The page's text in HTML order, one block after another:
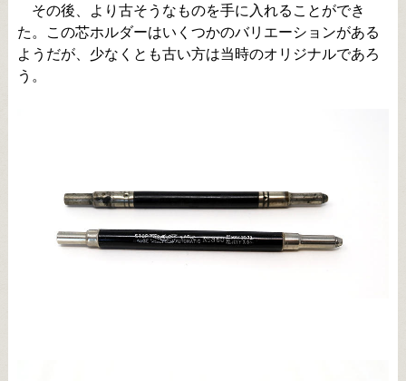
その後、より古そうなものを手に入れることができ
た。この芯ホルダーはいくつかのバリエーションがある
ようだが、少なくとも古い方は当時のオリジナルであろ
う。